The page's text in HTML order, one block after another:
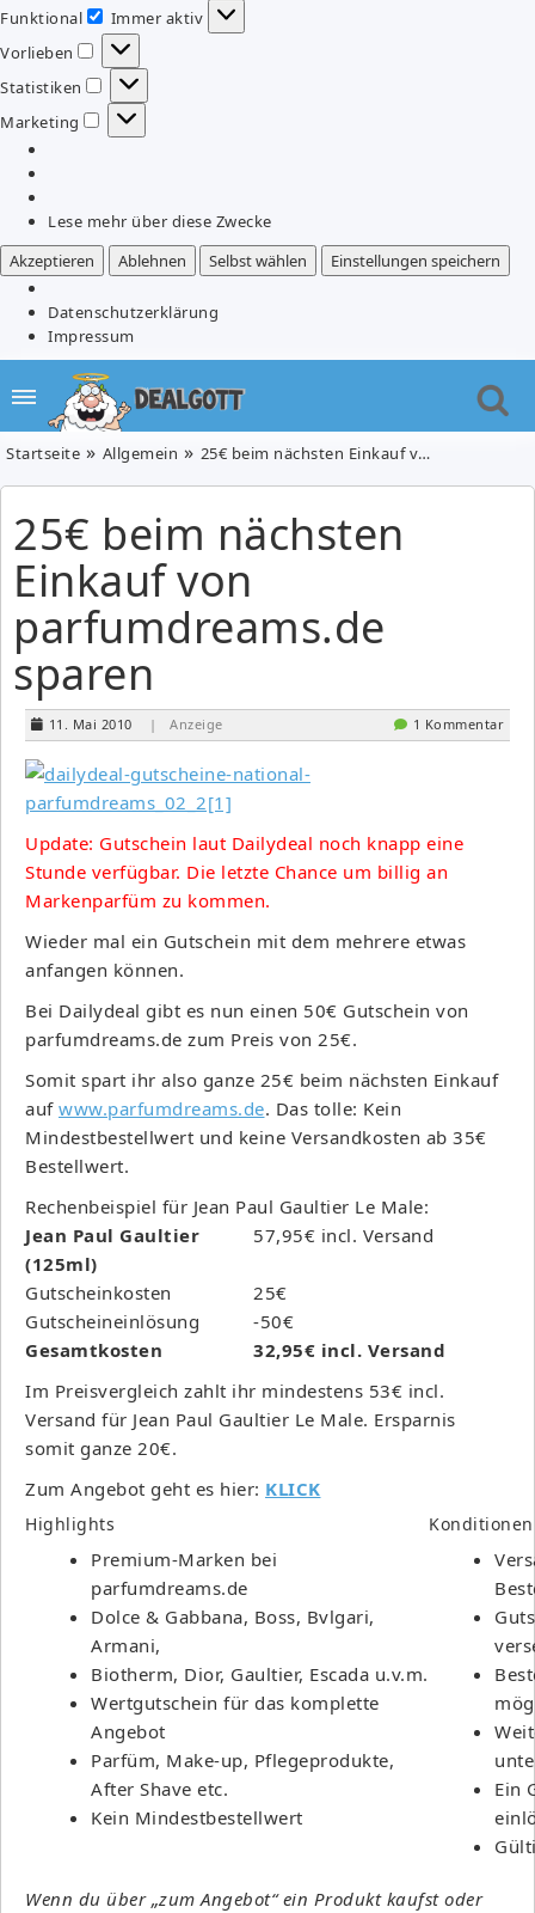
Funktional
Funktional
Immer aktiv
Vorlieben
Vorlieben
Statistiken
Statistiken
Marketing
Marketing
Lese mehr über diese Zwecke
Akzeptieren
Ablehnen Selbst wählen Einstellungen speichern
Datenschutzerklärung
Impressum
Startseite Allgemein 25€ beim nächsten Einkauf von parfumdreams.de sparen
25€ beim nächsten
Einkauf von
parfumdreams.de
sparen
11. Mai 2010 | Anzeige 1 Kommentar
Update: Gutschein laut Dailydeal noch knapp eine
Stunde verfügbar. Die letzte Chance um billig an
Markenparfüm zu kommen.
Wieder mal ein Gutschein mit dem mehrere etwas
anfangen können.
Bei Dailydeal gibt es nun einen 50€ Gutschein von
parfumdreams.de zum Preis von 25€.
Somit spart ihr also ganze 25€ beim nächsten Einkauf
auf www.parfumdreams.de. Das tolle: Kein
Mindestbestellwert und keine Versandkosten ab 35€
Bestellwert.
Rechenbeispiel für Jean Paul Gaultier Le Male:
Jean Paul Gaultier
(125ml)
57,95€ incl. Versand
Gutscheinkosten
25€
Gutscheineinlösung
-50€
Gesamtkosten
32,95€ incl. Versand
Im Preisvergleich zahlt ihr mindestens 53€ incl.
Versand für Jean Paul Gaultier Le Male. Ersparnis
somit ganze 20€.
Zum Angebot geht es hier: KLICK
Highlights
Premium-Marken bei
parfumdreams.de
Dolce & Gabbana, Boss, Bvlgari,
Armani,
Biotherm, Dior, Gaultier, Escada u.v.m.
Wertgutschein für das komplette
Angebot
Parfüm, Make-up, Pflegeprodukte,
After Shave etc.
Kein Mindestbestellwert
Konditionen
Ein
Wenn du über „zum Angebot“ ein Produkt kaufst oder